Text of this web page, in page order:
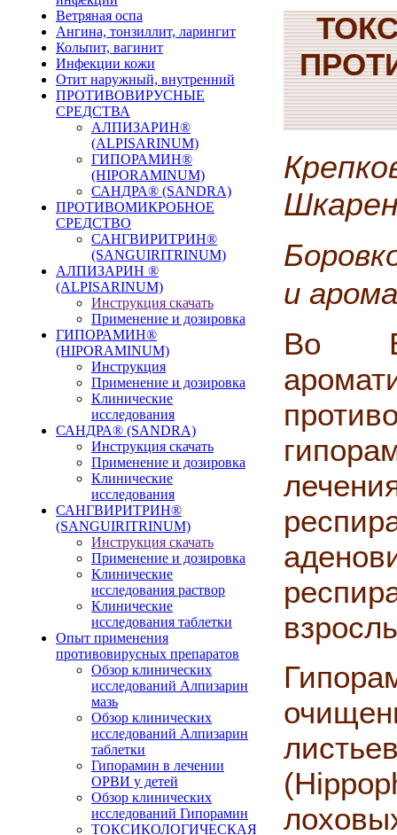
Ветряная оспа
Ангина, тонзиллит, ларингит
Кольпит, вагинит
Инфекции кожи
Отит наружный, внутренний
ПРОТИВОВИРУСНЫЕ
СРЕДСТВА
АЛПИЗАРИН®
(ALPISARINUM)
ГИПОРАМИН®
(HIPORAMINUM)
САНДРА® (SANDRA)
ПРОТИВОМИКРОБНОЕ
СРЕДСТВО
САНГВИРИТРИН®
(SANGUIRITRINUM)
АЛПИЗАРИН ®
(ALPISARINUM)
Инструкция скачать
Применение и дозировка
ГИПОРАМИН®
(HIPORAMINUM)
Инструкция
Применение и дозировка
Клинические
исследования
САНДРА® (SANDRA)
Инструкция скачать
Применение и дозировка
Клинические
исследования
САНГВИРИТРИН®
(SANGUIRITRINUM)
Инструкция скачать
Применение и дозировка
Клинические
исследования раствор
Клинические
исследования таблетки
Опыт применения
противовирусных препаратов
Обзор клинических
исследований Алпизарин
мазь
Обзор клинических
исследований Алпизарин
таблетки
Гипорамин в лечении
ОРВИ у детей
Обзор клинических
исследований Гипорамин
ТОКСИКОЛОГИЧЕСКАЯ
и
Во